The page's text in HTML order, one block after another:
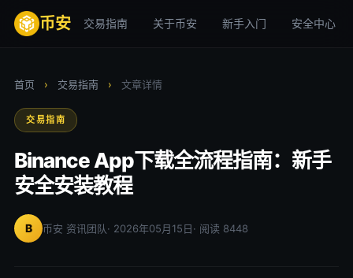
币安 交易指南 关于币安 新手入门 安全中心
首页 › 交易指南 › 文章详情
交易指南
Binance App下载全流程指南：新手
安全安装教程
B 币安 资讯团队· 2026年05月15日· 阅读 8448